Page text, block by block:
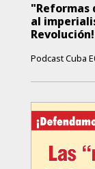
"Reformas
al
Revolución!
Podcast Cuba